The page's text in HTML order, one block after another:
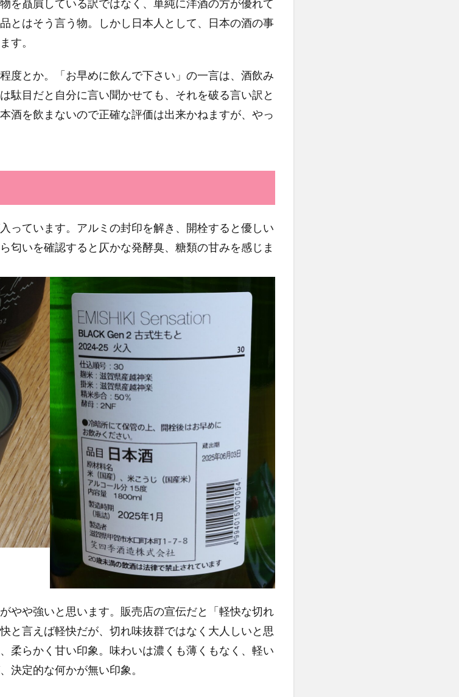
を贔屓している訳ではなく、単純に洋酒の方が優れて
とはそう言う物。しかし日本人として、日本の酒の事
す。
度とか。「お早めに飲んで下さい」の一言は、酒飲み
駄目だと自分に言い聞かせても、それを破る言い訳と
酒を飲まないので正確な評価は出来かねますが、やっ
っています。アルミの封印を解き、開栓すると優しい
匂いを確認すると仄かな発酵臭、糖類の甘みを感じま
やや強いと思います。販売店の宣伝だと「軽快な切れ
と言えば軽快だが、切れ味抜群ではなく大人しいと思
柔らかく甘い印象。味わいは濃くも薄くもなく、軽い
決定的な何かが無い印象。